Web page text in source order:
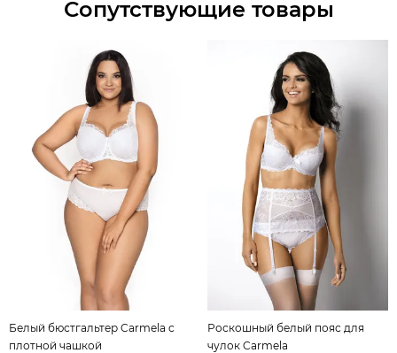
Сопутствующие товары
Белый бюстгальтер Carmela с
плотной чашкой
Роскошный белый пояс для
чулок Carmela